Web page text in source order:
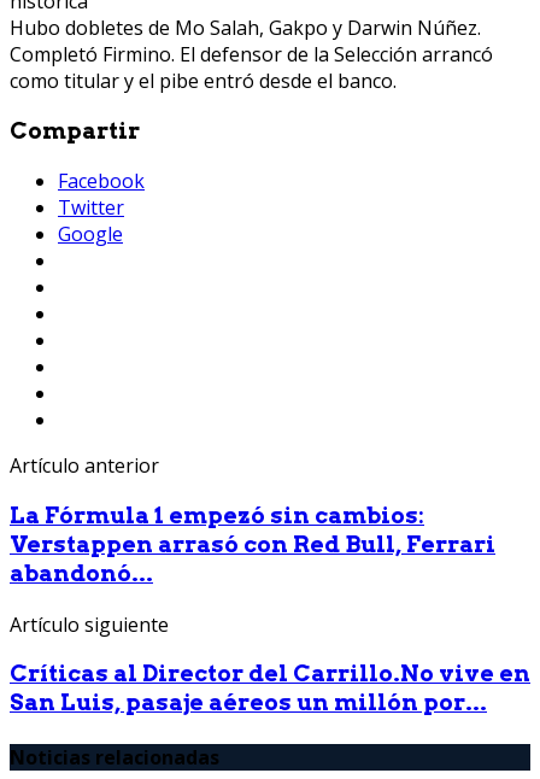
Hubo dobletes de Mo Salah, Gakpo y Darwin Núñez.
Completó Firmino. El defensor de la Selección arrancó
como titular y el pibe entró desde el banco.
Compartir
Facebook
Twitter
Google
Artículo anterior
La Fórmula 1 empezó sin cambios:
Verstappen arrasó con Red Bull, Ferrari
abandonó...
Artículo siguiente
Críticas al Director del Carrillo.No vive en
San Luis, pasaje aéreos un millón por...
Noticias relacionadas